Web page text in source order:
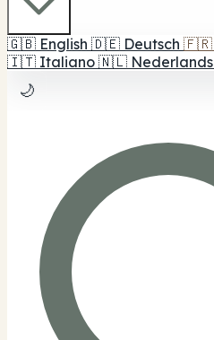
🇬🇧 English 🇩🇪 Deutsch 🇫🇷
🇮🇹 Italiano 🇳🇱 Nederlands
🌙